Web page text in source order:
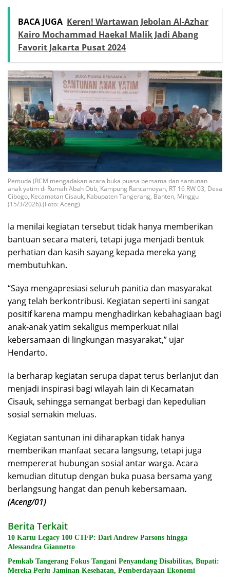
BACA JUGA Keren! Wartawan Jebolan Al-Azhar
Kairo Mochammad Haekal Malik Jadi Abang
Favorit Jakarta Pusat 2024
Pemuda (RCM mengadakan acara buka puasa bersama dan santunan
anak yatim di Rumah Abah Otib, Kampung Rancamoyan, RT 16 RW 03, Desa
Cibogo, Kecamatan Cisauk, Kabupaten Tangerang, Banten, Minggu
(15/3/2026).(Foto: Aceng)
Ia menilai kegiatan tersebut tidak hanya memberikan
bantuan secara materi, tetapi juga menjadi bentuk
perhatian dan kasih sayang kepada mereka yang
membutuhkan.
“Saya mengapresiasi seluruh panitia dan masyarakat
yang telah berkontribusi. Kegiatan seperti ini sangat
positif karena mampu menghadirkan kebahagiaan bagi
anak-anak yatim sekaligus memperkuat nilai
kebersamaan di lingkungan masyarakat,” ujar
Hendarto.
Ia berharap kegiatan serupa dapat terus berlanjut dan
menjadi inspirasi bagi wilayah lain di Kecamatan
Cisauk, sehingga semangat berbagi dan kepedulian
sosial semakin meluas.
Kegiatan santunan ini diharapkan tidak hanya
memberikan manfaat secara langsung, tetapi juga
mempererat hubungan sosial antar warga. Acara
kemudian ditutup dengan buka puasa bersama yang
berlangsung hangat dan penuh kebersamaan.
(Aceng/01)
Berita Terkait
10 Kartu Legacy 100 CTFP: Dari Andrew Parsons hingga
Alessandra Giannetto
Pemkab Tangerang Fokus Tangani Penyandang Disabilitas, Bupati:
Mereka Perlu Jaminan Kesehatan, Pemberdayaan Ekonomi